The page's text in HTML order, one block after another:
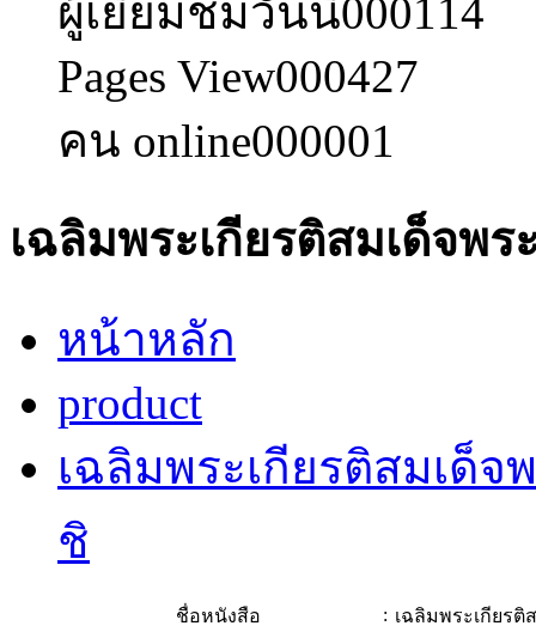
ผู้เยี่ยมชมวันนี้000114
Pages View000427
คน online000001
เฉลิมพระเกียรติสมเด็จพ
หน้าหลัก
product
เฉลิมพระเกียรติสมเด็
ชิ
ชื่อหนังสือ : เฉลิมพระเกียร